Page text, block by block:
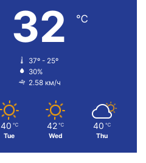
32 ℃
37º - 25º
30%
2.58 км/ч
40 ℃
Tue
42 ℃
Wed
40 ℃
Thu